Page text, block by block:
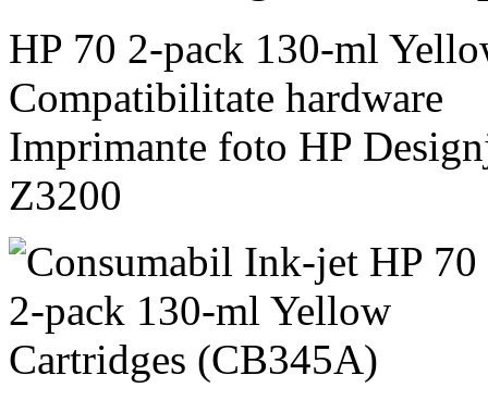
HP 70 2-pack 130-ml
Compatibilitate hardware
Imprimante foto HP
Z3200